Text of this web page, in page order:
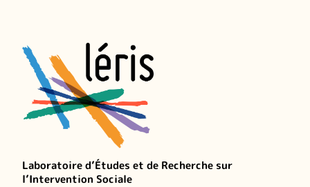
Laboratoire d’Études et de Recherche sur
l’Intervention Sociale